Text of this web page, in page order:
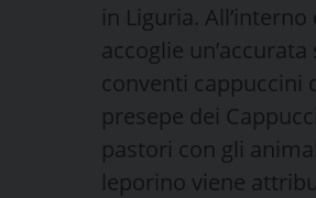
in Liguria.
accoglie
conventi cappuccini
presepe dei
pastori con gli
leporino viene